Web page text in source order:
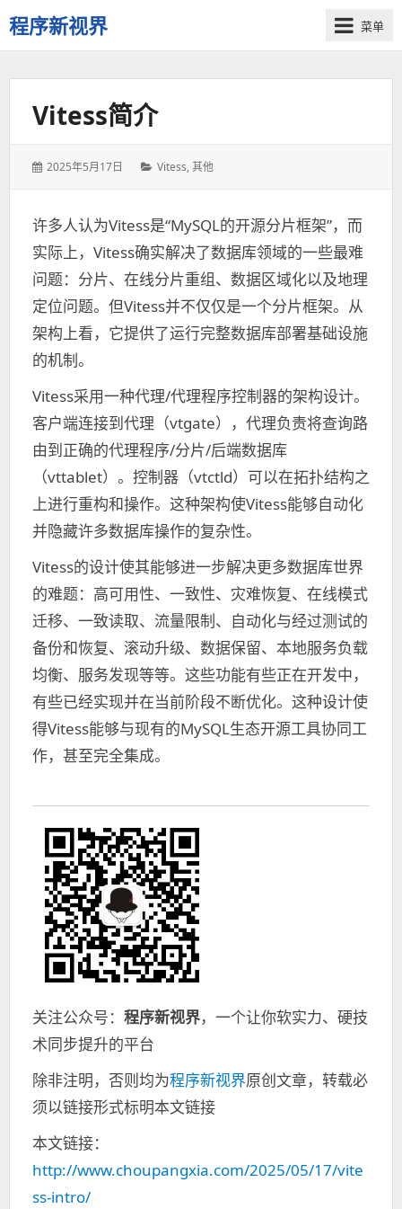
程序新视界
开
启
菜单
Vitess简介
发
2025年5月17日
分
Vitess,其他
许多人认为Vitess是“MySQL的开源分片框架”，而
实际上，Vitess确实解决了数据库领域的一些最难
问题：分片、在线分片重组、数据区域化以及地理
定位问题。但Vitess并不仅仅是一个分片框架。从
架构上看，它提供了运行完整数据库部署基础设施
的机制。
Vitess采用一种代理/代理程序控制器的架构设计。
客户端连接到代理（vtgate），代理负责将查询路
由到正确的代理程序/分片/后端数据库
（vttablet）。控制器（vtctld）可以在拓扑结构之
上进行重构和操作。这种架构使Vitess能够自动化
并隐藏许多数据库操作的复杂性。
Vitess的设计使其能够进一步解决更多数据库世界
的难题：高可用性、一致性、灾难恢复、在线模式
迁移、一致读取、流量限制、自动化与经过测试的
备份和恢复、滚动升级、数据保留、本地服务负载
均衡、服务发现等等。这些功能有些正在开发中，
有些已经实现并在当前阶段不断优化。这种设计使
得Vitess能够与现有的MySQL生态开源工具协同工
作，甚至完全集成。
关注公众号： 程序新视界，一个让你软实力、硬技
术同步提升的平台
除非注明，否则均为程序新视界原创文章，转载必
须以链接形式标明本文链接
本文链接：
http://www.choupangxia.com/2025/05/17/vite
ss-intro/